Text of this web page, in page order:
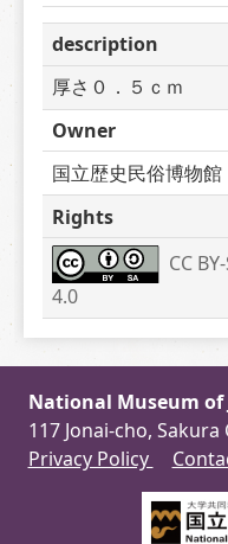
description
厚さ０．５ｃｍ
Owner
国立歴史民俗博物館
Rights
CC
4.0
National Museum of
117 Jonai-cho,
Privacy Policy